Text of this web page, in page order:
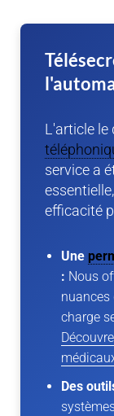
L'article le
service a
efficacité
Une
: Nous
nuances
charge
Des